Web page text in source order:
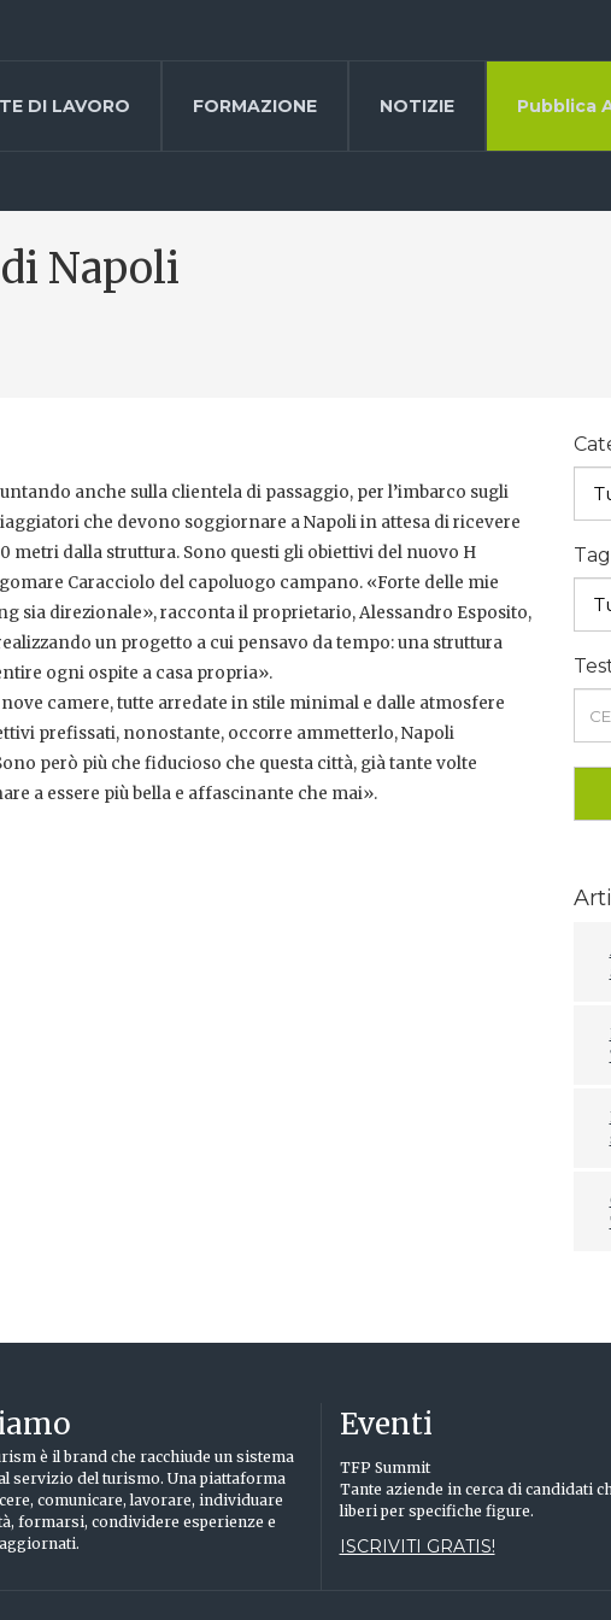
DI LAVORO FORMAZIONE NOTIZIE Pubblica
Napoli
anche sulla clientela di passaggio, per l’imbarco sugli
che devono soggiornare a Napoli in attesa di ricevere
dalla struttura. Sono questi gli obiettivi del nuovo H
Caracciolo del capoluogo campano. «Forte delle mie
sia direzionale», racconta il proprietario, Alessandro Esposito,
un progetto a cui pensavo da tempo: una struttura
ogni ospite a casa propria».
camere, tutte arredate in stile minimal e dalle atmosfere
prefissati, nonostante, occorre ammetterlo, Napoli
però più che fiducioso che questa città, già tante volte
a essere più bella e affascinante che mai».
Tag
è il brand che racchiude un sistema
servizio del turismo. Una piattaforma
comunicare, lavorare, individuare
formarsi, condividere esperienze e
Eventi
TFP Summit
Tante aziende in cerca di candidati
liberi per specifiche figure.
ISCRIVITI GRATIS!